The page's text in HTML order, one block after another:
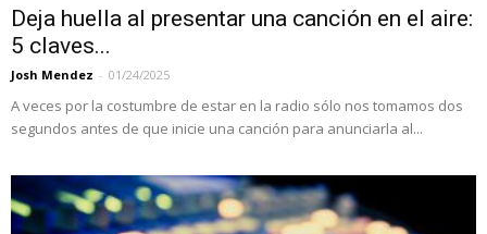
Deja huella al presentar una canción en el aire:
5 claves...
Josh Mendez - 01/24/2025
A veces por la costumbre de estar en la radio sólo nos tomamos dos
segundos antes de que inicie una canción para anunciarla al...